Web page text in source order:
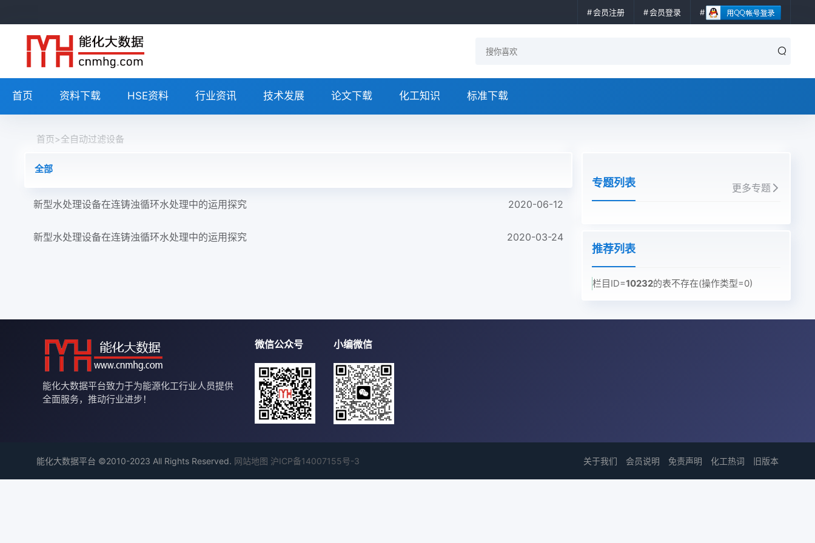
会员注册 会员登录
首页 资料下载 HSE资料 行业资讯 技术发展 论文下载 化工知识 标准下载
首页>全自动过滤设备
全部
新型水处理设备在连铸浊循环水处理中的运用探究 2020-06-12
新型水处理设备在连铸浊循环水处理中的运用探究 2020-03-24
专题列表 更多专题
推荐列表
栏目ID=10232的表不存在(操作类型=0)
能化大数据平台致力于为能源化工行业人员提供
全面服务，推动行业进步！
微信公众号 小编微信
能化大数据平台 ©2010-2023 All Rights Reserved. 网站地图 沪ICP备14007155号-3 关于我们 会员说明 免责声明 化工热词 旧版本